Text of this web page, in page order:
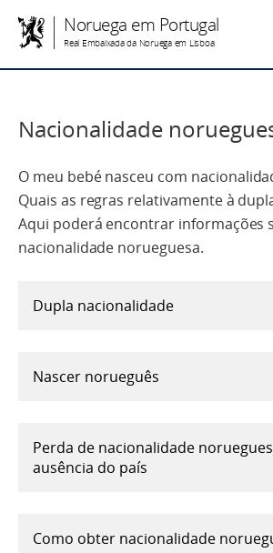
Noruega em Portugal
Real Embaixada da Noruega em Lisboa
Nacionalidade
O meu bebé nasceu com
Quais as regras relativamente à
Aqui poderá encontrar informações
nacionalidade norueguesa.
Dupla nacionalidade
Nascer norueguês
Perda de nacionalidade
ausência do país
Como obter nacionalidade